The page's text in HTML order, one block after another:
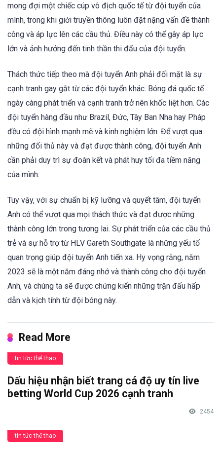
mong đợi một chiếc cúp vô địch quốc tế từ đội tuyển của
mình, trong khi giới truyền thông luôn đặt nặng vấn đề thành
công và áp lực lên các cầu thủ. Điều này có thể gây áp lực
lớn và ảnh hưởng đến tinh thần thi đấu của đội tuyển.
Thách thức tiếp theo mà đội tuyển Anh phải đối mặt là sự
cạnh tranh gay gắt từ các đội tuyển khác. Bóng đá quốc tế
ngày càng phát triển và cạnh tranh trở nên khốc liệt hơn. Các
đội tuyển hàng đầu như Brazil, Đức, Tây Ban Nha hay Pháp
đều có đội hình mạnh mẽ và kinh nghiệm lớn. Để vượt qua
những đối thủ này và đạt được thành công, đội tuyển Anh
cần phải duy trì sự đoàn kết và phát huy tối đa tiềm năng
của mình.
Tuy vậy, với sự chuẩn bị kỹ lưỡng và quyết tâm, đội tuyển
Anh có thể vượt qua mọi thách thức và đạt được những
thành công lớn trong tương lai. Sự phát triển của các cầu thủ
trẻ và sự hỗ trợ từ HLV Gareth Southgate là những yếu tố
quan trọng giúp đội tuyển Anh tiến xa. Hy vọng rằng, năm
2023 sẽ là một năm đáng nhớ và thành công cho đội tuyển
Anh, và chúng ta sẽ được chứng kiến những trận đấu hấp
dẫn và kịch tính từ đội bóng này.
Read More
tin tức thể thao
Dấu hiệu nhận biết trang cá độ uy tín live
betting World Cup 2026 cạnh tranh
2454
tin tức thể thao